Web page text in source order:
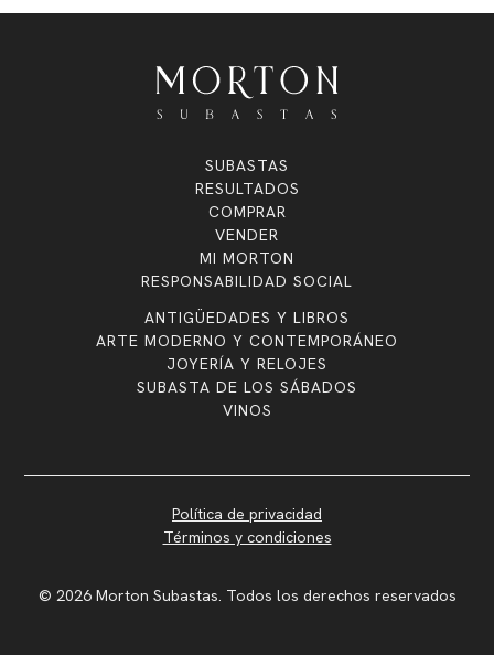
SUBASTAS
RESULTADOS
COMPRAR
VENDER
MI MORTON
RESPONSABILIDAD SOCIAL
ANTIGÜEDADES Y LIBROS
ARTE MODERNO Y CONTEMPORÁNEO
JOYERÍA Y RELOJES
SUBASTA DE LOS SÁBADOS
VINOS
© 2026 Morton Subastas. Todos los derechos reservados
Política de privacidad
Términos y condiciones